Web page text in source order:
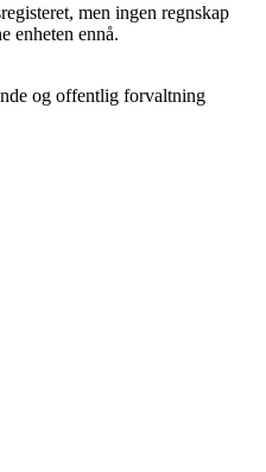
men ingen regnskap
enheten ennå.
og offentlig forvaltning